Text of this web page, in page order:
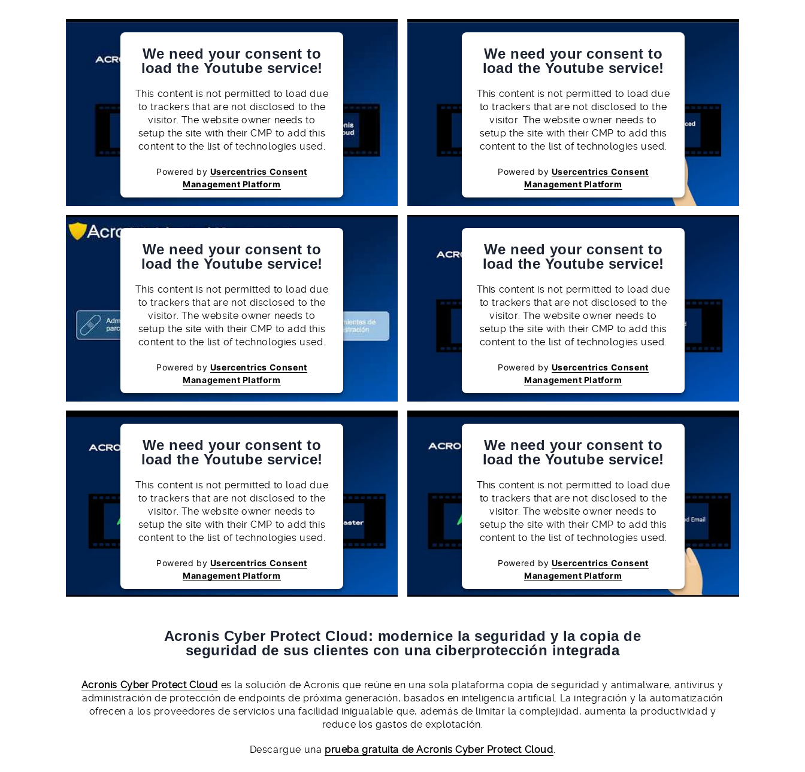
We need your consent to
load the Youtube service!
This content is not permitted to load due
to trackers that are not disclosed to the
visitor. The website owner needs to
setup the site with their CMP to add this
content to the list of technologies used.
Powered by Usercentrics Consent
Management Platform
We need your consent to
load the Youtube service!
This content is not permitted to load due
to trackers that are not disclosed to the
visitor. The website owner needs to
setup the site with their CMP to add this
content to the list of technologies used.
Powered by Usercentrics Consent
Management Platform
We need your consent to
load the Youtube service!
This content is not permitted to load due
to trackers that are not disclosed to the
visitor. The website owner needs to
setup the site with their CMP to add this
content to the list of technologies used.
Powered by Usercentrics Consent
Management Platform
We need your consent to
load the Youtube service!
This content is not permitted to load due
to trackers that are not disclosed to the
visitor. The website owner needs to
setup the site with their CMP to add this
content to the list of technologies used.
Powered by Usercentrics Consent
Management Platform
We need your consent to
load the Youtube service!
This content is not permitted to load due
to trackers that are not disclosed to the
visitor. The website owner needs to
setup the site with their CMP to add this
content to the list of technologies used.
Powered by Usercentrics Consent
Management Platform
We need your consent to
load the Youtube service!
This content is not permitted to load due
to trackers that are not disclosed to the
visitor. The website owner needs to
setup the site with their CMP to add this
content to the list of technologies used.
Powered by Usercentrics Consent
Management Platform
Acronis Cyber Protect Cloud: modernice la seguridad y la copia de
seguridad de sus clientes con una ciberprotección integrada
Acronis Cyber Protect Cloud es la solución de Acronis que reúne en una sola plataforma copia de seguridad y antimalware, antivirus y
administración de protección de endpoints de próxima generación, basados en inteligencia artificial. La integración y la automatización
ofrecen a los proveedores de servicios una facilidad inigualable que, además de limitar la complejidad, aumenta la productividad y
reduce los gastos de explotación.
Descargue una prueba gratuita de Acronis Cyber Protect Cloud.